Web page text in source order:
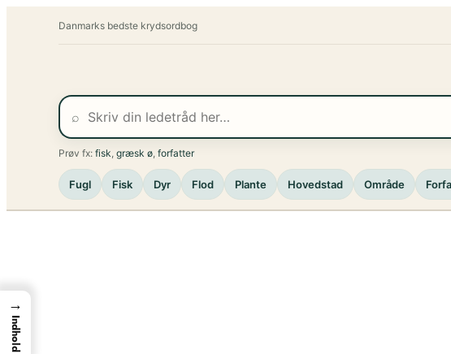
Danmarks bedste krydsordbog
⌕
Prøv fx: fisk græsk ø forfatter
Fugl Fisk Dyr Flod Plante Hovedstad Område
→
Indhold